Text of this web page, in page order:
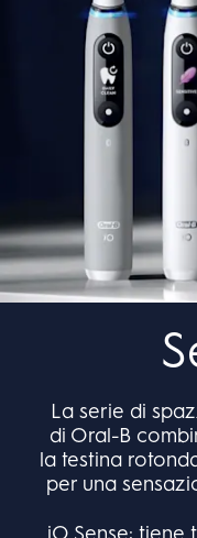
La serie di
di Oral-B
la testina
per una